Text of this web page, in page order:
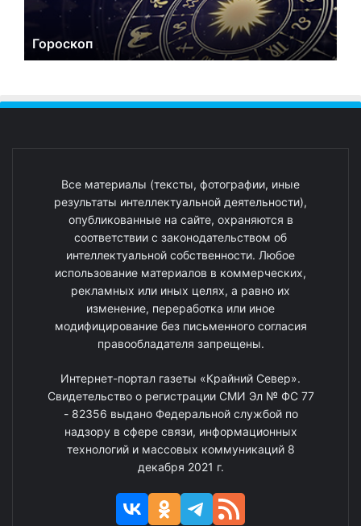
Гороскоп
Все материалы (тексты, фотографии, иные
результаты интеллектуальной деятельности),
опубликованные на сайте, охраняются в
соответствии с законодательством об
интеллектуальной собственности. Любое
использование материалов в коммерческих,
рекламных или иных целях, а равно их
изменение, переработка или иное
модифицирование без письменного согласия
правообладателя запрещены.
Интернет-портал газеты «Крайний Север».
Свидетельство о регистрации СМИ Эл № ФС 77
- 82356 выдано Федеральной службой по
надзору в сфере связи, информационных
технологий и массовых коммуникаций 8
декабря 2021 г.